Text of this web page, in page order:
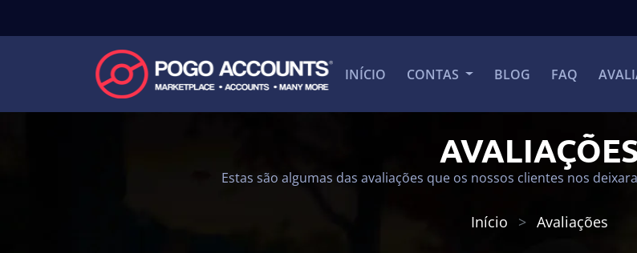
INÍCIO CONTAS BLOG FAQ
Estas são algumas das avaliações que os nossos clientes nos
Início Avaliações